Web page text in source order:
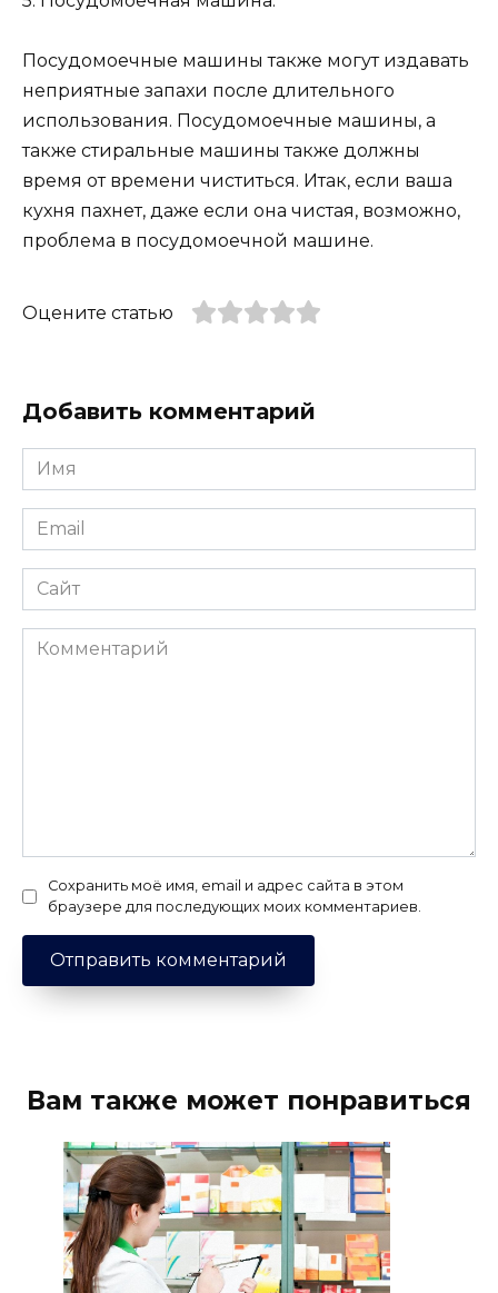
Посудомоечные машины также могут издавать
неприятные запахи после длительного
использования. Посудомоечные машины, а
также стиральные машины также должны
время от времени чиститься. Итак, если ваша
кухня пахнет, даже если она чистая, возможно,
проблема в посудомоечной машине.
Оцените статью
Добавить комментарий
Имя
*
Email
*
Сайт
Комментарий
Сохранить моё имя, email и адрес сайта в этом
браузере для последующих моих комментариев.
Вам также может понравиться